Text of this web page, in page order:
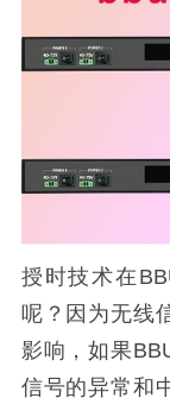
授时技术在
呢？因为无线
影响，如果
信号的异常和